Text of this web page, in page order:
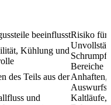
beeinflusstRisiko für
Kühlung und
Bereiche
des Teils aus derAnhaften,
und
Kaltläufe,